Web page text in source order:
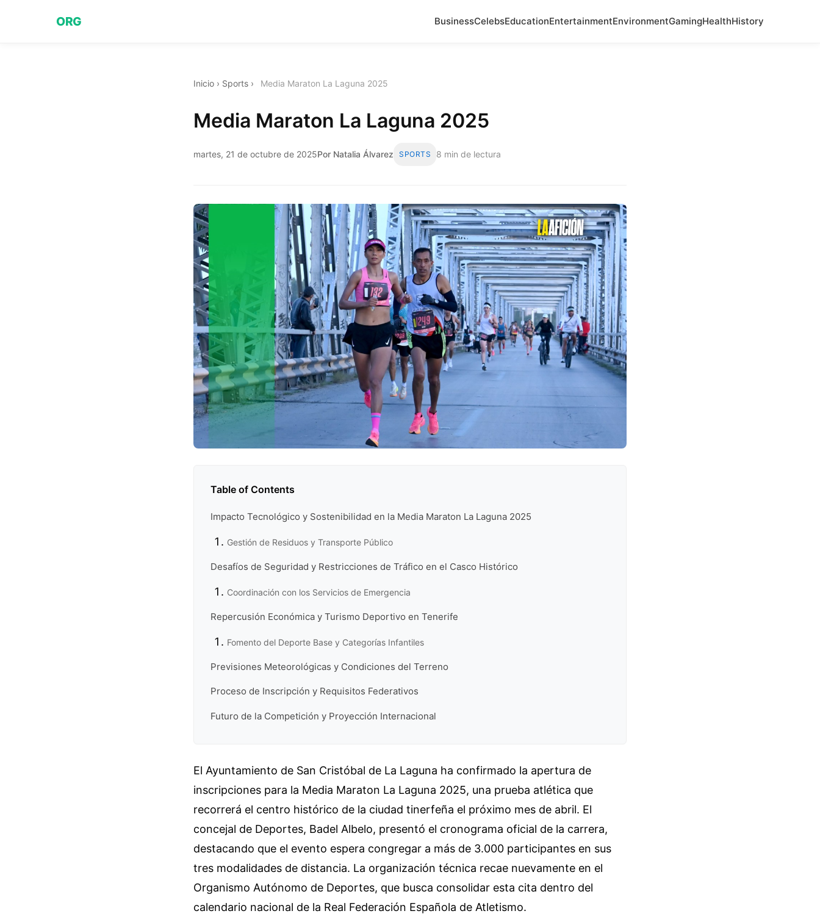
ORG BusinessCelebsEducationEntertainmentEnvironmentGamingHealthHistory
Inicio › Sports › Media Maraton La Laguna 2025
Media Maraton La Laguna 2025
martes, 21 de octubre de 2025Por Natalia Álvarez SPORTS 8 min de lectura
Table of Contents
Impacto Tecnológico y Sostenibilidad en la Media Maraton La Laguna 2025
Gestión de Residuos y Transporte Público
Desafíos de Seguridad y Restricciones de Tráfico en el Casco Histórico
Coordinación con los Servicios de Emergencia
Repercusión Económica y Turismo Deportivo en Tenerife
Fomento del Deporte Base y Categorías Infantiles
Previsiones Meteorológicas y Condiciones del Terreno
Proceso de Inscripción y Requisitos Federativos
Futuro de la Competición y Proyección Internacional
El Ayuntamiento de San Cristóbal de La Laguna ha confirmado la apertura de
inscripciones para la Media Maraton La Laguna 2025, una prueba atlética que
recorrerá el centro histórico de la ciudad tinerfeña el próximo mes de abril. El
concejal de Deportes, Badel Albelo, presentó el cronograma oficial de la carrera,
destacando que el evento espera congregar a más de 3.000 participantes en sus
tres modalidades de distancia. La organización técnica recae nuevamente en el
Organismo Autónomo de Deportes, que busca consolidar esta cita dentro del
calendario nacional de la Real Federación Española de Atletismo.